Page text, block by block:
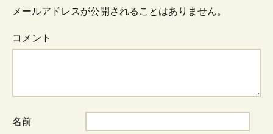
ビ
ー
メールアドレスが公開されることはありません。
コメント
名前